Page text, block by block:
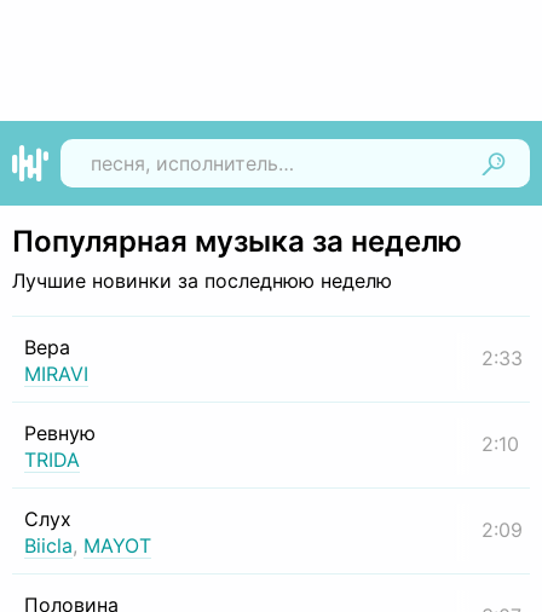
Популярная музыка за неделю
Лучшие новинки за последнюю неделю
Вера
MIRAVI
2:33
Ревную
TRIDA
2:10
Слух
Biicla, MAYOT
2:09
Половина